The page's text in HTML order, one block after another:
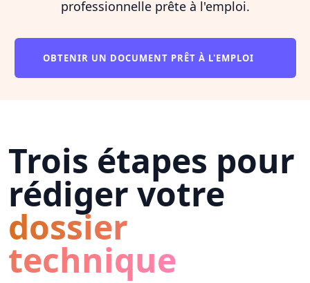
professionnelle prête à l'emploi.
OBTENIR UN DOCUMENT PRÊT À L'EMPLOI
Trois étapes pour
rédiger votre
dossier
technique